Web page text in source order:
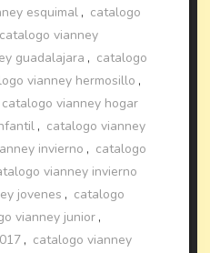
esquimal , catalogo
catalogo vianney
guadalajara , catalogo
vianney hermosillo ,
catalogo vianney hogar
, catalogo vianney
invierno , catalogo
vianney invierno
jovenes , catalogo
vianney junior ,
, catalogo vianney